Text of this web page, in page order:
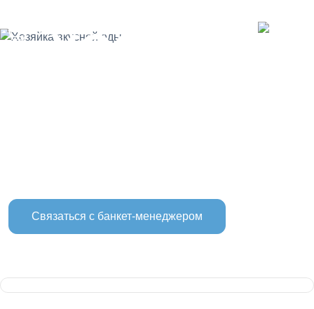
ХОЗЯЙКА
Связаться с банкет-менеджером